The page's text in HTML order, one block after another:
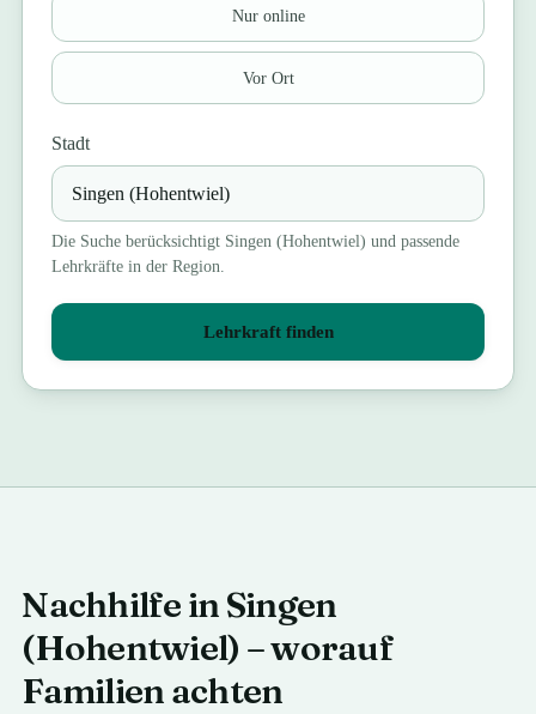
Nur online
Vor Ort
Stadt
Die Suche berücksichtigt Singen (Hohentwiel) und passende
Lehrkräfte in der Region.
Lehrkraft finden
Nachhilfe in Singen
(Hohentwiel) – worauf
Familien achten